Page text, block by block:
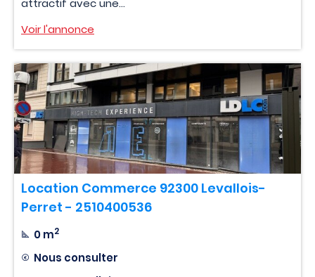
attractif avec une...
Voir l'annonce
Location Commerce 92300 Levallois-
Perret - 2510400536
0 m2
Nous consulter